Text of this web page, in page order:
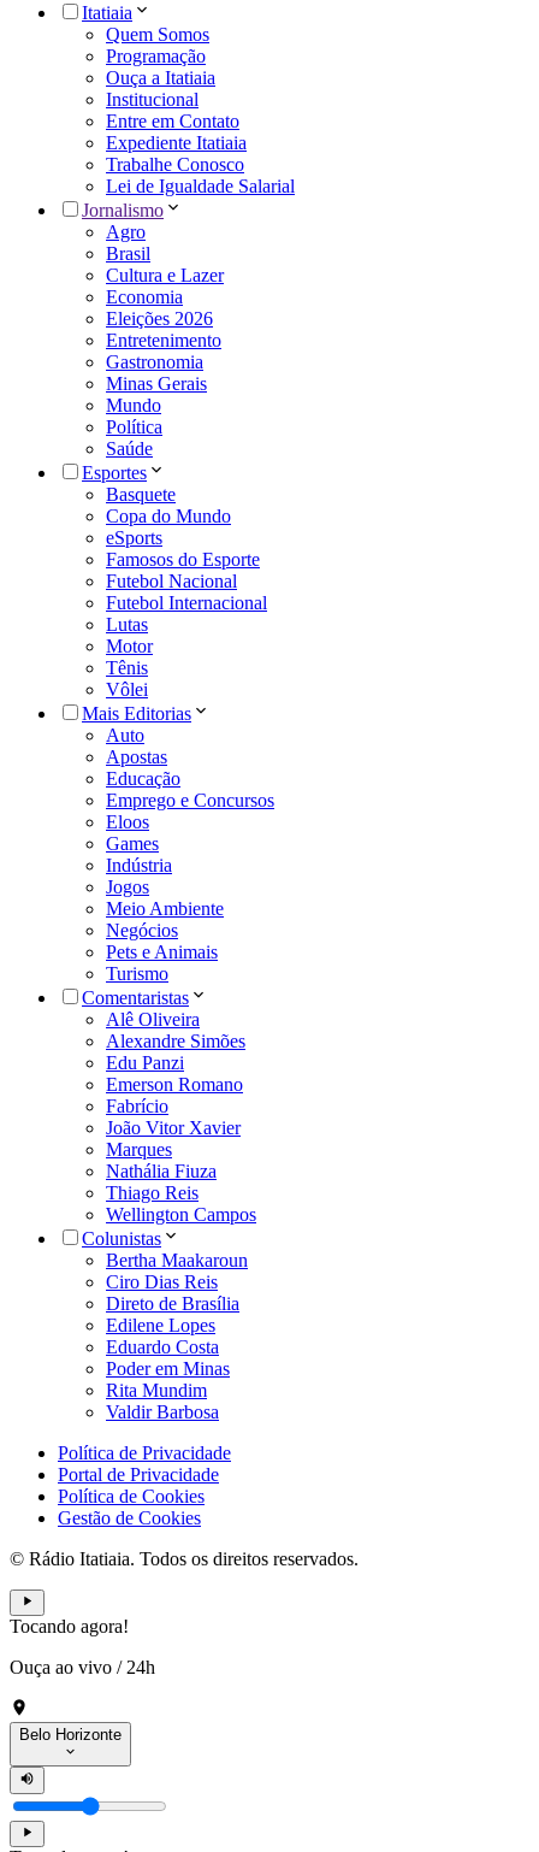
Itatiaia
Quem Somos
Programação
Ouça a Itatiaia
Institucional
Entre em Contato
Expediente Itatiaia
Trabalhe Conosco
Lei de Igualdade Salarial
Jornalismo
Agro
Brasil
Cultura e Lazer
Economia
Eleições 2026
Entretenimento
Gastronomia
Minas Gerais
Mundo
Política
Saúde
Esportes
Basquete
Copa do Mundo
eSports
Famosos do Esporte
Futebol Nacional
Futebol Internacional
Lutas
Motor
Tênis
Vôlei
Mais Editorias
Auto
Apostas
Educação
Emprego e Concursos
Eloos
Games
Indústria
Jogos
Meio Ambiente
Negócios
Pets e Animais
Turismo
Comentaristas
Alê Oliveira
Alexandre Simões
Edu Panzi
Emerson Romano
Fabrício
João Vitor Xavier
Marques
Nathália Fiuza
Thiago Reis
Wellington Campos
Colunistas
Bertha Maakaroun
Ciro Dias Reis
Direto de Brasília
Edilene Lopes
Eduardo Costa
Poder em Minas
Rita Mundim
Valdir Barbosa
Política de Privacidade
Portal de Privacidade
Política de Cookies
Gestão de Cookies
© Rádio Itatiaia. Todos os direitos reservados.
Tocando agora!
Ouça ao vivo / 24h
Belo Horizonte